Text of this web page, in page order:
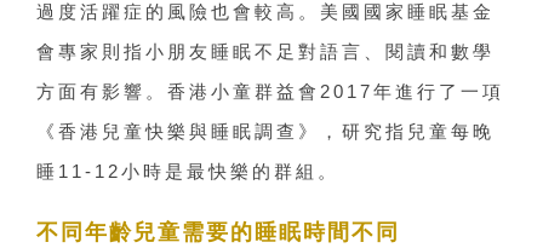
過度活躍症的風險也會較高。美國國家睡眠基金
會專家則指小朋友睡眠不足對語言、閱讀和數學
方面有影響。香港小童群益會2017年進行了一項
《香港兒童快樂與睡眠調查》，研究指兒童每晚
睡11-12小時是最快樂的群組。
不同年齡兒童需要的睡眠時間不同